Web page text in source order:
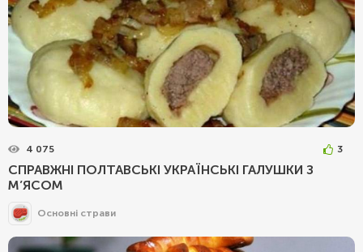
4 075 3
СПРАВЖНІ ПОЛТАВСЬКІ УКРАЇНСЬКІ ГАЛУШКИ З
М’ЯСОМ
Основні страви